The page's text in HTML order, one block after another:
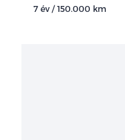
7 év / 150.000 km